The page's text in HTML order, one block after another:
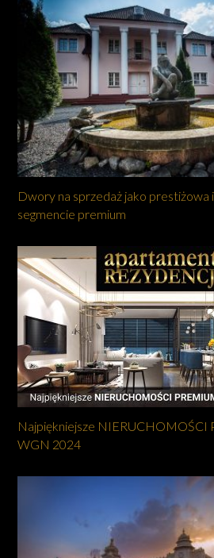
Dwory na sprzedaż jako prestiżowa
segmencie premium
Najpiękniejsze NIERUCHOMOŚCI
WGN 2024